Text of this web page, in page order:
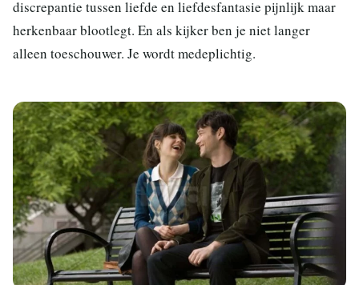
discrepantie tussen liefde en liefdesfantasie pijnlijk maar
herkenbaar blootlegt. En als kijker ben je niet langer
alleen toeschouwer. Je wordt medeplichtig.